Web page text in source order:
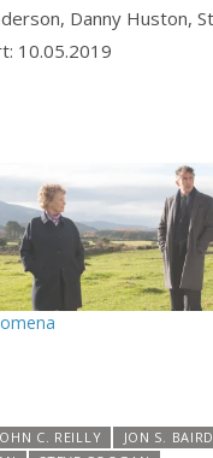
Danny Huston,
10.05.2019
C. REILLY JON S. BAIRD